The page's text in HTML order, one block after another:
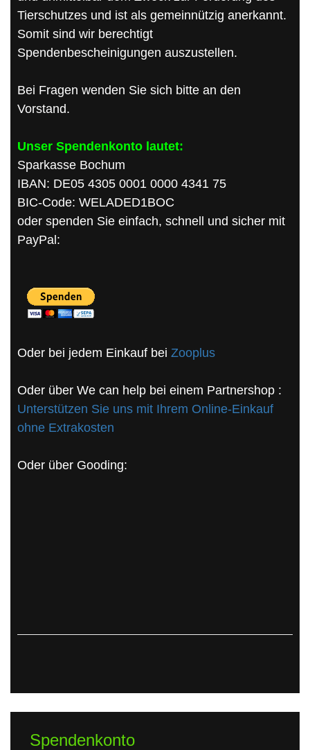
Tierschutzes und ist als gemeinnützig anerkannt.
Somit sind wir berechtigt
Spendenbescheinigungen auszustellen.
Bei Fragen wenden Sie sich bitte an den
Vorstand.
Unser Spendenkonto lautet:
Sparkasse Bochum
IBAN: DE05 4305 0001 0000 4341 75
BIC-Code: WELADED1BOC
oder spenden Sie einfach, schnell und sicher mit
PayPal:
Oder bei jedem Einkauf bei Zooplus
Oder über We can help bei einem Partnershop :
Unterstützen Sie uns mit Ihrem Online-Einkauf
ohne Extrakosten
Oder über Gooding:
Spendenkonto